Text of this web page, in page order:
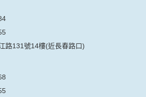
、使用本網站相關產品、服務、活動或
您的個人識別資料，本網站也可以從商
。
，我們會取得您的姓名、電話、住址、
、出生日期、性別、行業等相關資料，
得您的姓名、電話、住址、身份證字
期、性別、行業等相關資料，當您註冊
們的服務後，本網站即取得您的資料。
您在上網瀏覽或查詢時，伺服器自行產
路131號14樓(近長春路口)